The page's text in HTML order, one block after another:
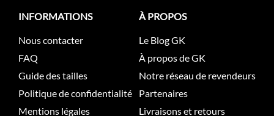
INFORMATIONS
Nous contacter
FAQ
Guide des tailles
Politique de confidentialité
Mentions légales
À PROPOS
Le Blog GK
À propos de GK
Notre réseau de revendeurs
Partenaires
Livraisons et retours